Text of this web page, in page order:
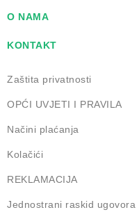
O NAMA
KONTAKT
Zaštita privatnosti
OPĆI UVJETI I PRAVILA
Načini plaćanja
Kolačići
REKLAMACIJA
Jednostrani raskid ugovora